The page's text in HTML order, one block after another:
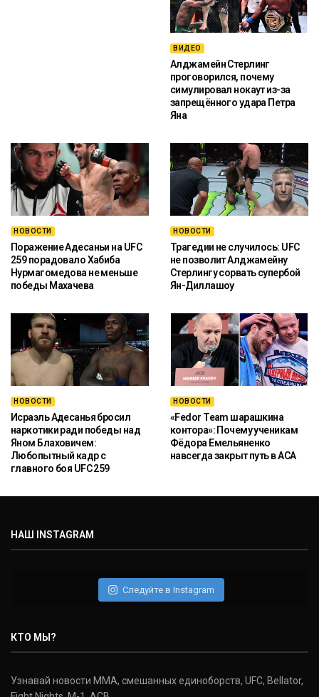
ВИДЕО
Алджамейн Стерлинг
проговорился, почему
симулировал нокаут из-за
запрещённого удара Петра
Яна
НОВОСТИ
Поражение Адесаньи на UFC
259 порадовало Хабиба
Нурмагомедова не меньше
победы Махачева
НОВОСТИ
Трагедии не случилось: UFC
не позволит Алджамейну
Стерлингу сорвать супербой
Ян-Диллашоу
НОВОСТИ
Исраэль Адесанья бросил
наркотики ради победы над
Яном Блаховичем:
Любопытный кадр с
главного боя UFC 259
НОВОСТИ
«Fedor Team шарашкина
контора»: Почему ученикам
Фёдора Емельяненко
навсегда закрыт путь в ACA
НАШ INSTAGRAM
Следуйте в Instagram
КТО МЫ?
Узнавай новости ММА, смешанных единоборств, UFC, Bellator,